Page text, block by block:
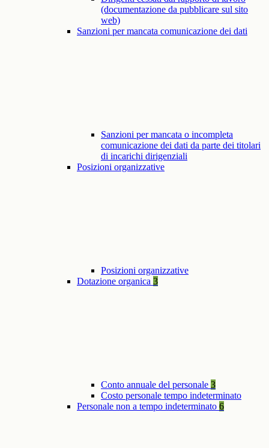
(documentazione da pubblicare sul sito
web)
Sanzioni per mancata comunicazione dei dati
Sanzioni per mancata o incompleta
comunicazione dei dati da parte dei titolari
di incarichi dirigenziali
Posizioni organizzative
Posizioni organizzative
Dotazione organica 3
Conto annuale del personale 3
Costo personale tempo indeterminato
Personale non a tempo indeterminato 6